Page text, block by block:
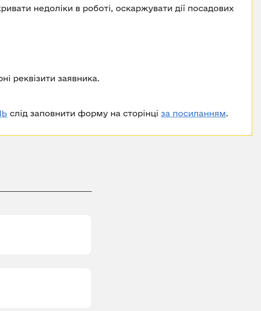
недоліки в роботі, оскаржувати дії посадових
реквізити заявника.
слід заповнити форму на сторінці за посиланням.